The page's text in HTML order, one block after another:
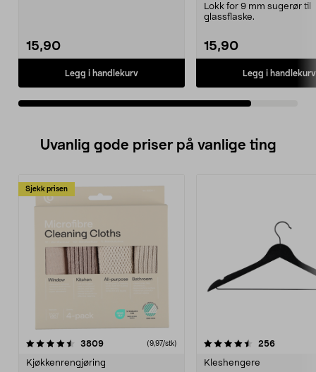
15,90
Legg i handlekurv
Lokk for 9 mm sugerør til
glassflaske.
15,90
Legg i handlekurv
Uvanlig gode priser på vanlige ting
Sjekk prisen
3809anmeldelser(9,97/stk)
Kjøkkenrengjøring
4.5av 5 stjerner 256
Kleshengere
4.5av 5 stjerner